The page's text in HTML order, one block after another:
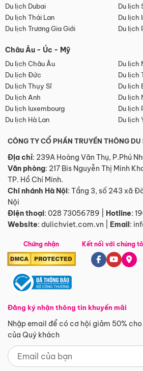
Du lịch Dubai
Du lịch
Du lịch Thái Lan
Du lịch
Du lịch Trương Gia Giới
Du lịch
Châu Âu - Úc - Mỹ
Du lịch Châu Âu
Du lịch
Du lịch Đức
Du lịch
Du lịch Thụy Sĩ
Du lịch
Du lịch Anh
Du lịch
Du lịch luxembourg
Du lịch
Du lịch Hà Lan
Du lịch
CÔNG TY CỔ PHẦN TRUYỀN THÔNG
Địa chỉ: 239A Hoàng Văn Thụ, P.Phú
Văn phòng: 217 Bis Nguyễn Thị Minh
TP. Hồ Chí Minh.
Chi nhánh Hà Nội: Tầng 3, số 243 xã
Nội
Điện thoại: 028 73056789 Hotline:
Website: dulichviet.com.vn Email:
Chứng nhận
Đăng ký nhận thông tin khuyến mãi
Nhập email để có cơ hội giảm 50%
của Quý khách
Kết nối với chúng